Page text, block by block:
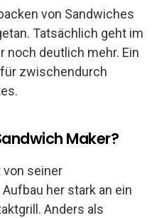
von Sandwiches
Tatsächlich geht im
noch deutlich mehr. Ein
zwischendurch
Maker?
von seiner
her stark an ein
Anders als